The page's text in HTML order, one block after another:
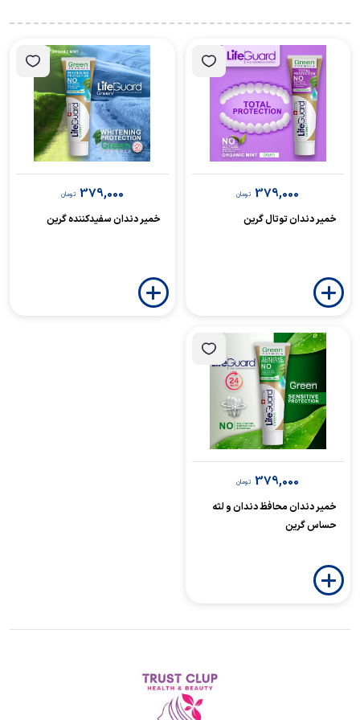
379,000 تومان
خمیر دندان توتال گرین
379,000 تومان
خمیر دندان سفیدکننده گرین
379,000 تومان
خمیر دندان محافظ دندان و لثه
حساس گرین